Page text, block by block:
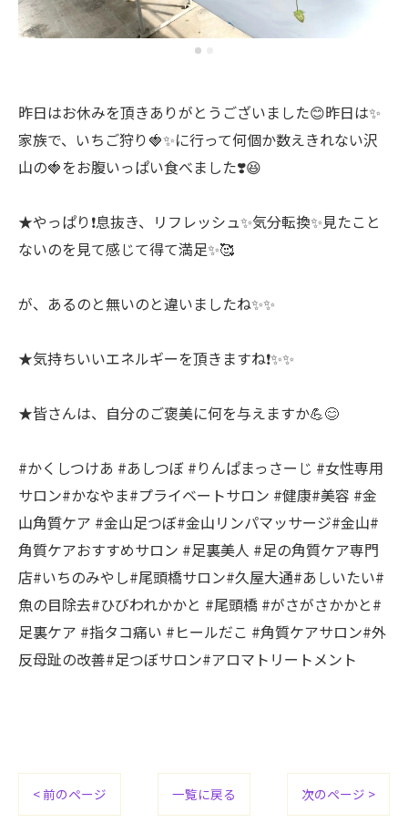
昨日はお休みを頂きありがとうございました😊昨日は✨
家族で、いちご狩り🍓✨に行って何個か数えきれない沢
山の🍓をお腹いっぱい食べました❣️😆
★やっぱり❗️息抜き、リフレッシュ✨気分転換✨見たこと
ないのを見て感じて得て満足✨🥰
が、あるのと無いのと違いましたね✨✨
★気持ちいいエネルギーを頂きますね❗️✨✨
★皆さんは、自分のご褒美に何を与えますか💪😊
#かくしつけあ #あしつぼ #りんぱまっさーじ #女性専用
サロン#かなやま#プライベートサロン #健康#美容 #金
山角質ケア #金山足つぼ#金山リンパマッサージ#金山#
角質ケアおすすめサロン #足裏美人 #足の角質ケア専門
店#いちのみやし#尾頭橋サロン#久屋大通#あしいたい#
魚の目除去#ひびわれかかと #尾頭橋 #がさがさかかと#
足裏ケア #指タコ痛い #ヒールだこ #角質ケアサロン#外
反母趾の改善#足つぼサロン#アロマトリートメント
< 前のページ 一覧に戻る 次のページ >